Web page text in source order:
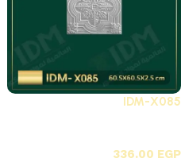
IDM-X085
336.00 EGP